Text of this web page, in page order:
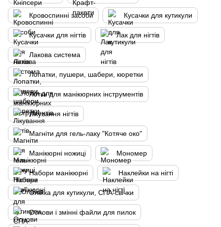
Кровоспинні засоби Кусачки для кутикули
Кусачки для нігтів Лак для нігтів
Лакова система
Лопатки, пушери, шабери, кюретки
Лотки для манікюрних інструментів
Лікування нігтів
Магніти для гель-лаку "Котяче око"
Манікюрні ножиці Мономер
Набори манікюрні Наклейки на нігті
Олійка для кутикули, СПА-свічки
Основи і змінні файли для пилок